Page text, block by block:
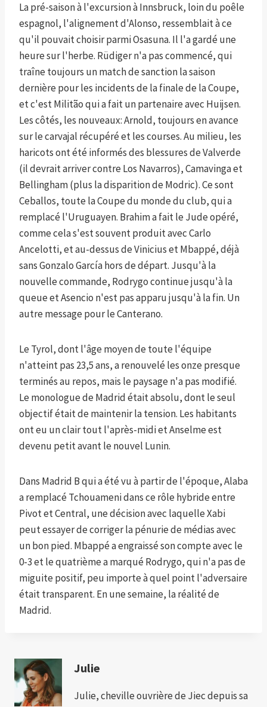
La pré-saison à l'excursion à Innsbruck, loin du poêle
espagnol, l'alignement d'Alonso, ressemblait à ce
qu'il pouvait choisir parmi Osasuna. Il l'a gardé une
heure sur l'herbe. Rüdiger n'a pas commencé, qui
traîne toujours un match de sanction la saison
dernière pour les incidents de la finale de la Coupe,
et c'est Militão qui a fait un partenaire avec Huijsen.
Les côtés, les nouveaux: Arnold, toujours en avance
sur le carvajal récupéré et les courses. Au milieu, les
haricots ont été informés des blessures de Valverde
(il devrait arriver contre Los Navarros), Camavinga et
Bellingham (plus la disparition de Modric). Ce sont
Ceballos, toute la Coupe du monde du club, qui a
remplacé l'Uruguayen. Brahim a fait le Jude opéré,
comme cela s'est souvent produit avec Carlo
Ancelotti, et au-dessus de Vinicius et Mbappé, déjà
sans Gonzalo García hors de départ. Jusqu'à la
nouvelle commande, Rodrygo continue jusqu'à la
queue et Asencio n'est pas apparu jusqu'à la fin. Un
autre message pour le Canterano.
Le Tyrol, dont l'âge moyen de toute l'équipe
n'atteint pas 23,5 ans, a renouvelé les onze presque
terminés au repos, mais le paysage n'a pas modifié.
Le monologue de Madrid était absolu, dont le seul
objectif était de maintenir la tension. Les habitants
ont eu un clair tout l'après-midi et Anselme est
devenu petit avant le nouvel Lunin.
Dans Madrid B qui a été vu à partir de l'époque, Alaba
a remplacé Tchouameni dans ce rôle hybride entre
Pivot et Central, une décision avec laquelle Xabi
peut essayer de corriger la pénurie de médias avec
un bon pied. Mbappé a engraissé son compte avec le
0-3 et le quatrième a marqué Rodrygo, qui n'a pas de
miguite positif, peu importe à quel point l'adversaire
était transparent. En une semaine, la réalité de
Madrid.
Julie
Julie, cheville ouvrière de Jiec depuis sa